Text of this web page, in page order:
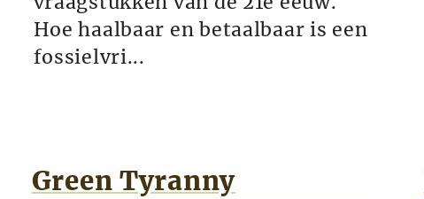
Hoe haalbaar en betaalbaar is een
fossielvri...
Green Tyranny